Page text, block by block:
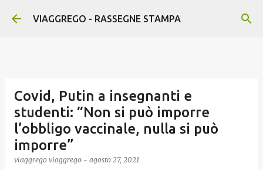
Passa ai contenuti principali
VIAGGREGO - RASSEGNE STAMPA
Covid, Putin a insegnanti e
studenti: “Non si può imporre
l’obbligo vaccinale, nulla si può
imporre”
viaggrego viaggrego - agosto 27, 2021